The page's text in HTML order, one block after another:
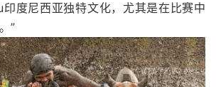
度尼西亚独特文化，尤其是在比赛中
”